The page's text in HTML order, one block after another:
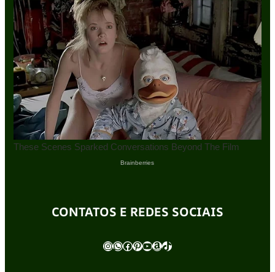
CONTATOS E REDES SOCIAIS
InstagramWhatsApp Facebook Pinterest Youtube Amazon TikTok